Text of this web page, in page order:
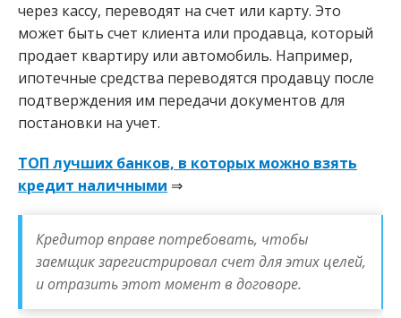
через кассу, переводят на счет или карту. Это
может быть счет клиента или продавца, который
продает квартиру или автомобиль. Например,
ипотечные средства переводятся продавцу после
подтверждения им передачи документов для
постановки на учет.
ТОП лучших банков, в которых можно взять
кредит наличными ⇒
Кредитор вправе потребовать, чтобы
заемщик зарегистрировал счет для этих целей,
и отразить этот момент в договоре.